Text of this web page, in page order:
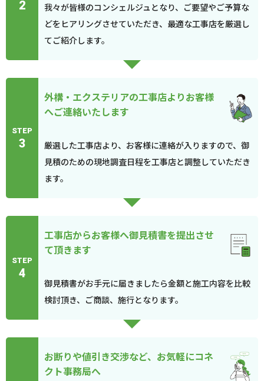
2
我々が皆様のコンシェルジュとなり、ご要望やご予算な
どをヒアリングさせていただき、最適な工事店を厳選し
てご紹介します。
STEP
3
外構・エクステリアの工事店よりお客様
へご連絡いたします
厳選した工事店より、お客様に連絡が入りますので、御
見積のための現地調査日程を工事店と調整していただき
ます。
STEP
4
工事店からお客様へ御見積書を提出させ
て頂きます
御見積書がお手元に届きましたら金額と施工内容を比較
検討頂き、ご商談、施行となります。
お断りや値引き交渉など、お気軽にコネ
クト事務局へ